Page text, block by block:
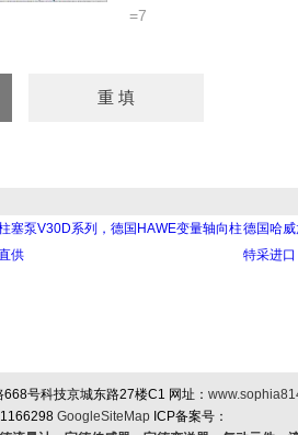
=7
塞泵V30D系列，德国HAWE变量轴向柱
供
德国哈
特采进口
号科技京城东路27楼C1 网址：
GoogleSiteMap ICP备案号：